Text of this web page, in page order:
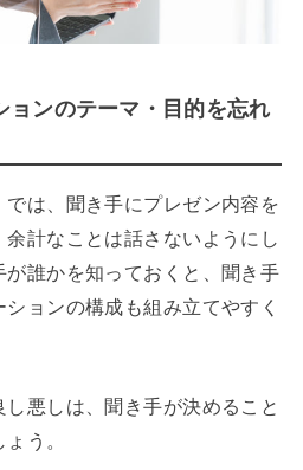
ンのテーマ・目的を忘れ
では、聞き手にプレゼン内容を
計なことは話さないようにし
が誰かを知っておくと、聞き手
ョンの構成も組み立てやすく
悪しは、聞き手が決めること
う。